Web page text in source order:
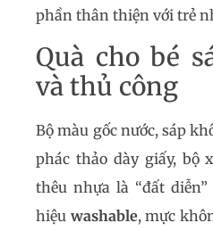
phần thân thiện với trẻ
Quà cho bé
và thủ công
Bộ màu gốc nước, sáp
phác thảo dày giấy, bộ
thêu nhựa là “đất
hiệu washable, mực